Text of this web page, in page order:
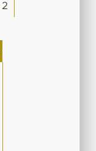
2